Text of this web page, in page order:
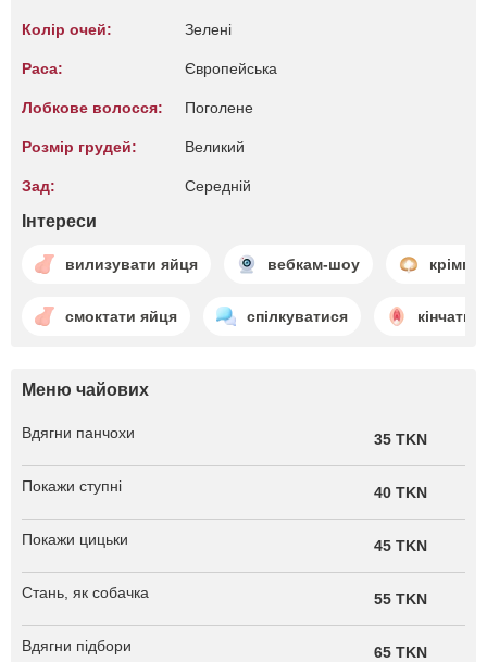
Колір очей: Зелені
Раса: Європейська
Лобкове волосся: Поголене
Розмір грудей: Великий
Зад: Середній
Інтереси
вилизувати яйця вебкам-шоу
смоктати яйця спілкуватися кінчати
Меню чайових
Вдягни панчохи 35 TKN
Покажи ступні 40 TKN
Покажи цицьки 45 TKN
Стань, як собачка 55 TKN
Вдягни підбори 65 TKN